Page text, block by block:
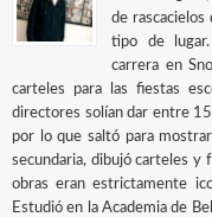
de rascacielos
tipo de
carrera en
carteles para las fiestas
directores solían dar entre
por lo que saltó para
secundaria, dibujó carteles y
obras eran estrictamente
Estudió en la Academia de